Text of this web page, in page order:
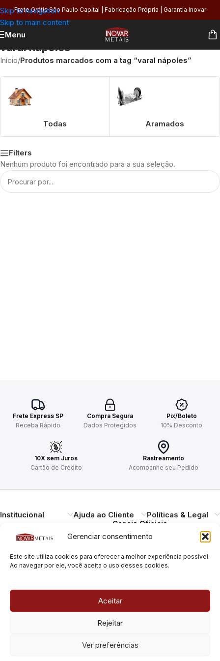
Gerenciar consentimento
Este site utiliza cookies para oferecer a melhor experiência possível.
Ao navegar por ele, você aceita o uso desses cookies.
Aceitar
Rejeitar
Ver preferências
Skip to navigation
Skip to main content
Frete Grátis São Paulo Capital | Fabricação Própria | Garantia Inovar
Menu
varal nápoles
Início/Produtos marcados com a tag “varal nápoles”
Todas Aramados
Filters
Nenhum produto foi encontrado para a sua seleção.
Frete Express SP
Receba Rápido
Compra Segura
Dados Protegidos
Pix/Boleto
10% Desconto
10X sem Juros
Cartão de Crédito
Rastreamento
Acompanhe seu Pedido
Institucional Ajuda ao Cliente Políticas & Legal
Entregando qualidade,
durabilidade e design.
Estamos à disposição.
São Paulo/SP – CEP: 05424-
São Paulo/SP – CEP: 05424-
Canais Oficiais
Pague com Segurança